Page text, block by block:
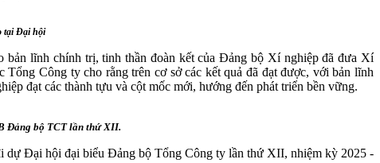
tại Đại hội
lĩnh chính trị, tinh thần đoàn kết của Đảng bộ Xí nghiệp đã đưa Xí
Công ty cho rằng trên cơ sở các kết quả đã đạt được, với bản lĩnh
đạt các thành tựu và cột mốc mới, hướng đến phát triển bền vững.
Đảng bộ TCT lần thứ XII.
dự Đại hội đại biểu Đảng bộ Tổng Công ty lần thứ XII, nhiệm kỳ 2025 -